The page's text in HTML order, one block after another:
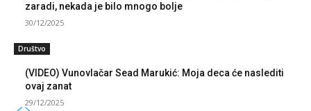
zaradi, nekada je bilo mnogo bolje
30/12/2025
Društvo
(VIDEO) Vunovlačar Sead Marukić: Moja deca će naslediti
ovaj zanat
29/12/2025